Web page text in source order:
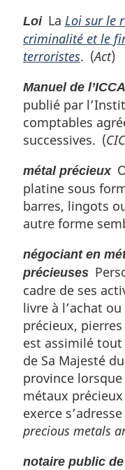
LoiLa Loi sur le
criminalité et le
terroristes. (Act)
Manuel de l’ICCA
publié par
comptables
successives. (
métal précieux
platine sous
barres, lingots
autre forme
négociant en
précieuses
cadre de ses
livre à l’achat
précieux,
est assimilé
de Sa Majesté
province
métaux précieux
exerce
precious metals
notaire public